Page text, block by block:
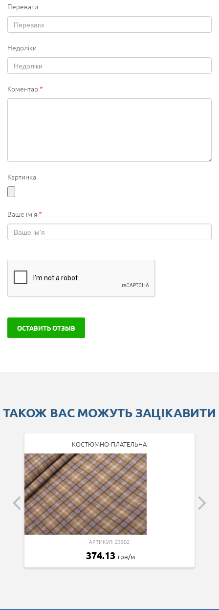
Переваги
Недоліки
Коментар*
Картинка
Ваше ім'я*
ОСТАВИТЬ ОТЗЫВ
ТАКОЖ ВАС МОЖУТЬ ЗАЦІКАВИТИ
КОСТЮМНО-ПЛАТЕЛЬНА
АРТИКУЛ: 23502
374.13 грн/м